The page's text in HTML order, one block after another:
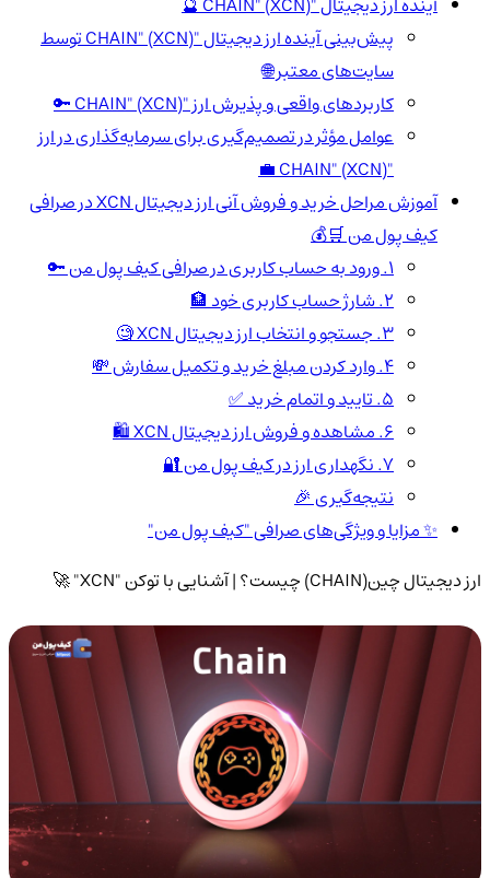
پیش‌بینی آینده ارز دیجیتال "CHAIN" (XCN) توسط
سایت‌های معتبر 🌐
کاربردهای واقعی و پذیرش ارز "CHAIN" (XCN) 🔑
عوامل مؤثر در تصمیم‌گیری برای سرمایه‌گذاری در ارز
آموزش مراحل خرید و فروش آنی ارز دیجیتال XCN در صرافی
کیف پول من 🛒💰
2. شارژ حساب کاربری خود 🏦
3. جستجو و انتخاب ارز دیجیتال XCN 🧐
4. وارد کردن مبلغ خرید و تکمیل سفارش 💸
5. تایید و اتمام خرید ✅
6. مشاهده و فروش ارز دیجیتال XCN 🛍️
7. نگهداری ارز در کیف پول من 🔐
نتیجه‌گیری 🎉
✨ مزایا و ویژگی‌های صرافی "کیف پول من"
ارز دیجیتال چین(CHAIN) چیست؟ | آشنایی با توکن "XCN" 🚀